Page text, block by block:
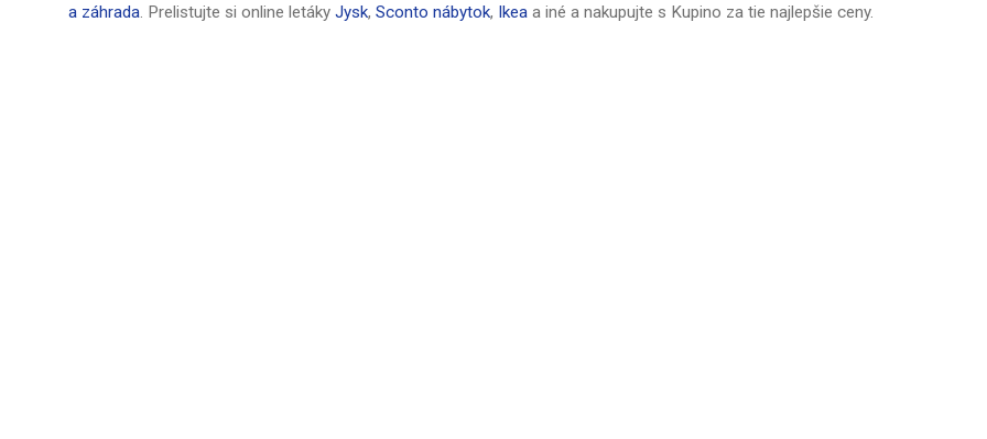
a záhrada. Prelistujte si online letáky Jysk, Sconto nábytok, Ikea a iné a nakupujte s Kupino za tie najlepšie ceny.